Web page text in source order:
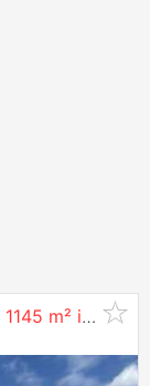
Großzügiges leistbares Baugrundstück 1145 m² in